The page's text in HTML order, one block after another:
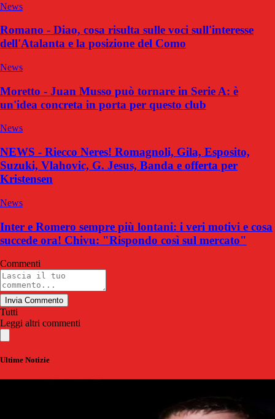
News
Romano - Diao, cosa risulta sulle voci sull'interesse
dell'Atalanta e la posizione del Como
News
Moretto - Juan Musso può tornare in Serie A: è
un'idea concreta in porta per questo club
News
NEWS - Riecco Neres! Romagnoli, Gila, Esposito,
Suzuki, Vlahovic, G. Jesus, Banda e offerta per
Kristensen
News
Inter e Romero sempre più lontani: i veri motivi e cosa
succede ora! Chivu: "Rispondo così sul mercato"
Commenti
Invia Commento
Tutti
Leggi altri commenti
Ultime Notizie